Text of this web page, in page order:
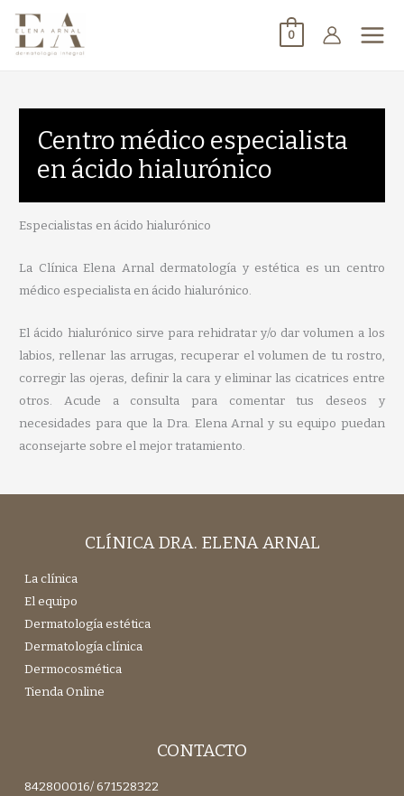
0
Centro médico especialista
en ácido hialurónico
Especialistas en ácido hialurónico
La Clínica Elena Arnal dermatología y estética es un centro
médico especialista en ácido hialurónico.
El ácido hialurónico sirve para rehidratar y/o dar volumen a los
labios, rellenar las arrugas, recuperar el volumen de tu rostro,
corregir las ojeras, definir la cara y eliminar las cicatrices entre
otros. Acude a consulta para comentar tus deseos y
necesidades para que la Dra. Elena Arnal y su equipo puedan
aconsejarte sobre el mejor tratamiento.
CLÍNICA DRA. ELENA ARNAL
La clínica
El equipo
Dermatología estética
Dermatología clínica
Dermocosmética
Tienda Online
CONTACTO
842800016/ 671528322